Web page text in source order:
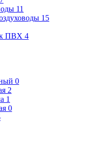
11
15
ПВХ 4
0
2
1
0